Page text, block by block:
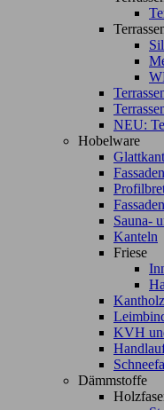
NEU:
Hobelware
Sauna-
Kanteln
Friese
Kantholz
KVH
Dämmstoffe